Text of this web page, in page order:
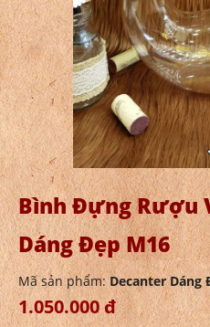
Bình Đựng Rượu
Dáng Đẹp M16
Mã sản phẩm:Decanter Dáng
1.050.000 đ